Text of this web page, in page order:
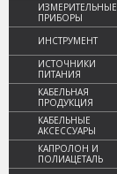
ИЗМЕРИТЕЛЬНЫЕ
ПРИБОРЫ
ИНСТРУМЕНТ
ИСТОЧНИКИ
ПИТАНИЯ
КАБЕЛЬНАЯ
ПРОДУКЦИЯ
КАБЕЛЬНЫЕ
АКСЕССУАРЫ
КАПРОЛОН И
ПОЛИАЦЕТАЛЬ